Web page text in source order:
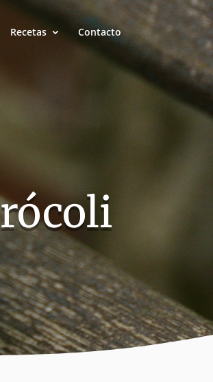
Recetas Contacto